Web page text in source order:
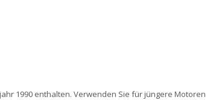
1990 enthalten. Verwenden Sie für jüngere Motoren